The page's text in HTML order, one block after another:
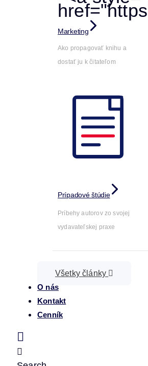
Marketing
Ako propagovať knihu a
dostať ju k čitateľom
Prípadové štúdie
Príbehy autorov zo svojej
vydavateľskej praxe
Všetky články
O nás
Kontakt
Cenník